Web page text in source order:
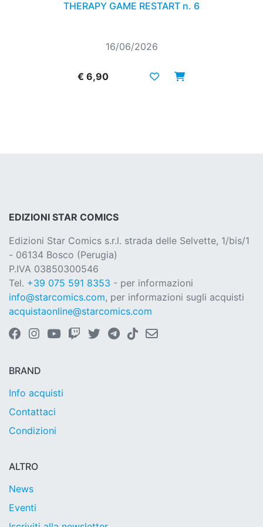
THERAPY GAME RESTART n. 6
16/06/2026
€ 6,90
EDIZIONI STAR COMICS
Edizioni Star Comics s.r.l. strada delle Selvette, 1/bis/1
- 06134 Bosco (Perugia)
P.IVA 03850300546
Tel. +39 075 591 8353 - per informazioni
info@starcomics.com, per informazioni sugli acquisti
acquistaonline@starcomics.com
BRAND
Info acquisti
Contattaci
Condizioni
ALTRO
News
Eventi